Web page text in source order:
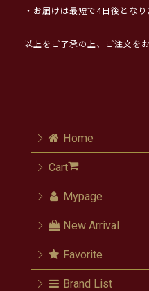
・お届けは最短で4日後となり
以上をご了承の上、ご注文を
Home
Cart
Mypage
New Arrival
Favorite
Brand List